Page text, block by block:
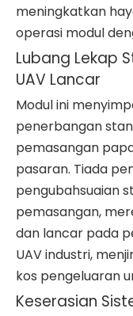
meningkatkan
operasi modul
Lubang Lekap
UAV Lancar
Modul ini
penerbangan
pemasangan
pasaran. Tiada
pengubahsuaian
pemasangan,
dan lancar pada
UAV industri,
kos pengeluaran
Keserasian